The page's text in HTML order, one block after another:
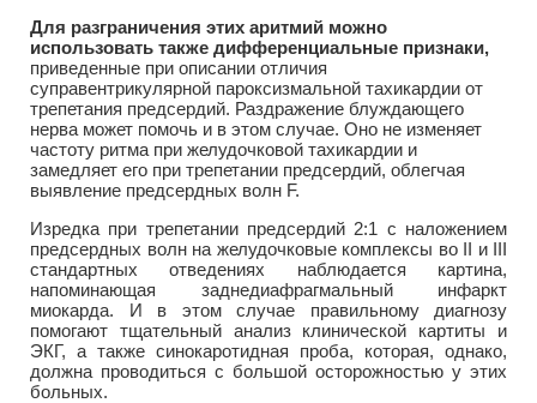
Для разграничения этих аритмий можно
использовать также дифференциальные признаки,
приведенные при описании отличия
суправентрикулярной пароксизмальной тахикардии от
трепетания предсердий. Раздражение блуждающего
нерва может помочь и в этом случае. Оно не изменяет
частоту ритма при желудочковой тахикардии и
замедляет его при трепетании предсердий, облегчая
выявление предсердных волн F.
Изредка при трепетании предсердий 2:1 с наложением
предсердных волн на желудочковые комплексы во II и III
стандартных отведениях наблюдается картина,
напоминающая заднедиафрагмальный инфаркт
миокарда. И в этом случае правильному диагнозу
помогают тщательный анализ клинической картиты и
ЭКГ, а также синокаротидная проба, которая, однако,
должна проводиться с большой осторожностью у этих
больных.